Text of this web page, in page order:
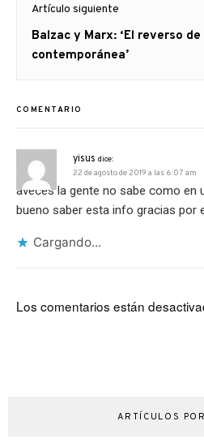
Artículo siguiente
Artículo
siguiente:
Balzac y Marx: ‘El reverso
contemporánea’
COMENTARIO
yisus dice:
22 de agosto de 2019 a las 6:07 am
aveces la gente no sabe como en
bueno saber esta info gracias por
Cargando...
Los comentarios están
ARTÍCULOS